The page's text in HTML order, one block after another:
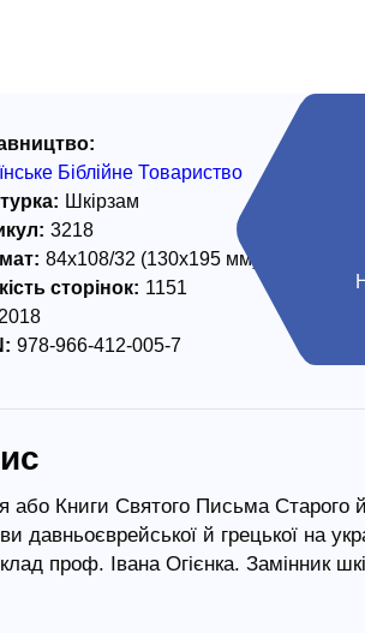
Біблійне Товариство
Шкірзам
3218
84х108/32 (130х195 мм)
сторінок: 1151
2018
978-966-412-005-7
або Книги Святого Письма Старого
давньоєврейської й грецької на
проф. Івана Огієнка. Замінник